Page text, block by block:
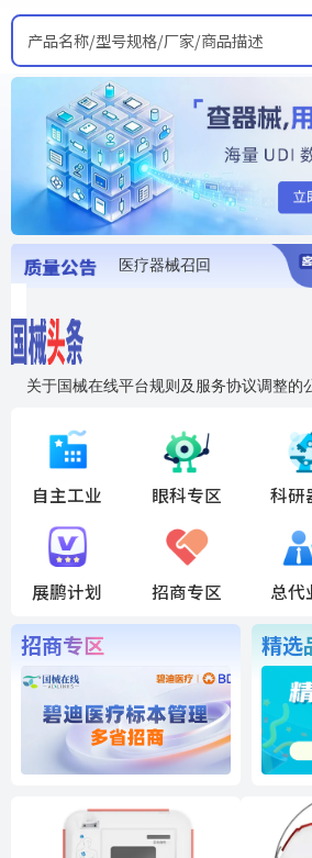
产品名称/型号规格/厂家/商品描述
医疗器械召回
关于国械在线平台规则及服务协议调整的
国药创研AED开启全国招商
自主工业 眼科专区 科研
展鹏计划 招商专区 总代
招商专区 精选